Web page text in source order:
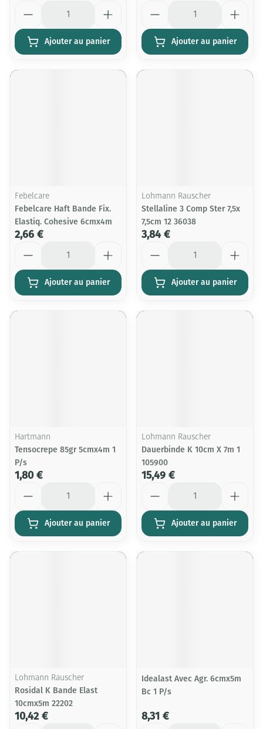
Ajouter au panier Ajouter au panier
Febelcare
Febelcare Haft Bande Fix.
Elastiq. Cohesive 6cmx4m
2,66 €
Ajouter au panier
Lohmann Rauscher
Stellaline 3 Comp Ster 7,5x
7,5cm 12 36038
3,84 €
Ajouter au panier
Hartmann
Tensocrepe 85gr 5cmx4m 1
P/s
1,80 €
Ajouter au panier
Lohmann Rauscher
Dauerbinde K 10cm X 7m 1
105900
15,49 €
Ajouter au panier
Lohmann Rauscher
Rosidal K Bande Elast
10cmx5m 22202
10,42 €
Idealast Avec Agr. 6cmx5m
Bc 1 P/s
8,31 €